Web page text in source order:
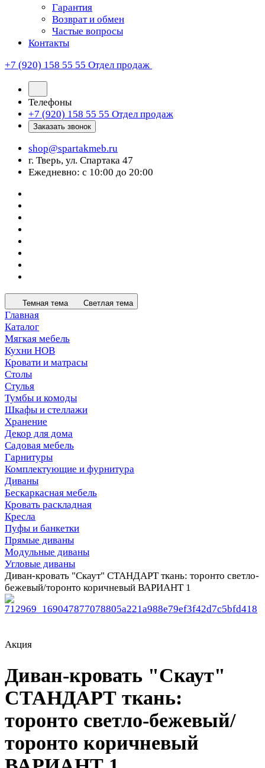
Гарантия
Возврат и обмен
Частые вопросы
Контакты
+7 (920) 158 55 55 Отдел продаж
Телефоны
+7 (920) 158 55 55 Отдел продаж
Заказать звонок
shop@spartakmeb.ru
г. Тверь, ул. Спартака 47
Ежедневно: с 10:00 до 20:00
Темная тема Светлая тема
Главная
Каталог
Мягкая мебель
Кухни НОВ
Кровати и матрасы
Столы
Стулья
Тумбы и комоды
Шкафы и стеллажи
Хранение
Декор для дома
Садовая мебель
Гарнитуры
Комплектующие и фурнитура
Диваны
Бескаркасная мебель
Кровать раскладная
Кресла
Пуфы и банкетки
Прямые диваны
Модульные диваны
Угловые диваны
Диван-кровать "Скаут" СТАНДАРТ ткань: торонто светло-
бежевый/торонто коричневый ВАРИАНТ 1
Акция
Диван-кровать "Скаут"
СТАНДАРТ ткань:
торонто светло-бежевый/
торонто коричневый